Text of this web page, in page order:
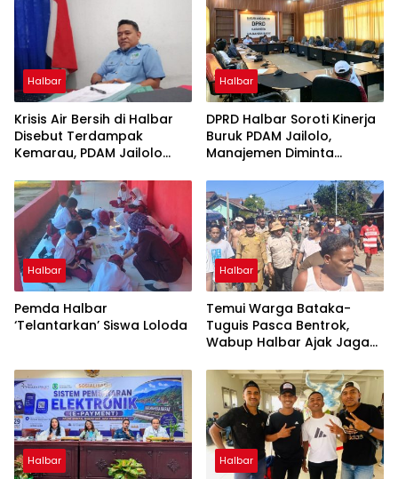
Halbar
Krisis Air Bersih di Halbar
Disebut Terdampak
Kemarau, PDAM Jailolo
Halbar
DPRD Halbar Soroti Kinerja
Buruk PDAM Jailolo,
Manajemen Diminta
Halbar
Pemda Halbar
‘Telantarkan’ Siswa Loloda
Halbar
Temui Warga Bataka-
Tuguis Pasca Bentrok,
Wabup Halbar Ajak Jaga
Halbar Halbar